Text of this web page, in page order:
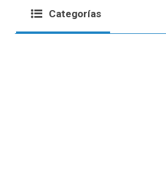
Categorías